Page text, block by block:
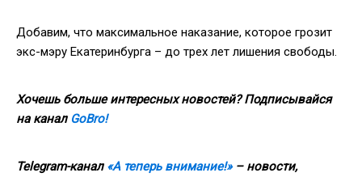
Добавим, что максимальное наказание, которое грозит
экс-мэру Екатеринбурга – до трех лет лишения свободы.
Хочешь больше интересных новостей? Подписывайся
на канал GoBro!
Telegram-канал «А теперь внимание!»– новости,